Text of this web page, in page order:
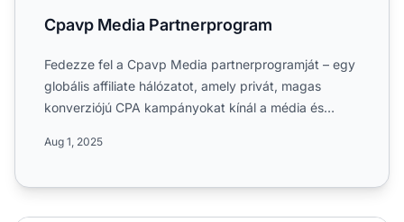
Cpavp Media Partnerprogram
Fedezze fel a Cpavp Media partnerprogramját – egy
globális affiliate hálózatot, amely privát, magas
konverziójú CPA kampányokat kínál a média és
Aug 1, 2025